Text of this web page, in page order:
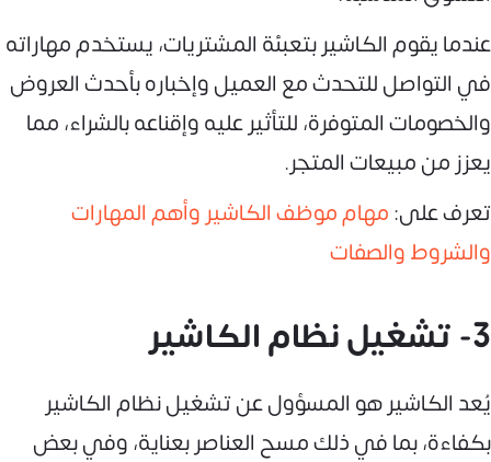
عندما يقوم الكاشير بتعبئة المشتريات، يستخدم مهاراته
في التواصل للتحدث مع العميل وإخباره بأحدث العروض
والخصومات المتوفرة، للتأثير عليه وإقناعه بالشراء، مما
يعزز من مبيعات المتجر.
تعرف على:مهام موظف الكاشير وأهم المهارات
والشروط والصفات
3- تشغيل نظام الكاشير
يُعد الكاشير هو المسؤول عن تشغيل نظام الكاشير
بكفاءة، بما في ذلك مسح العناصر بعناية، وفي بعض